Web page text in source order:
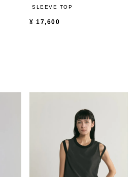
SLEEVE TOP
¥ 17,600